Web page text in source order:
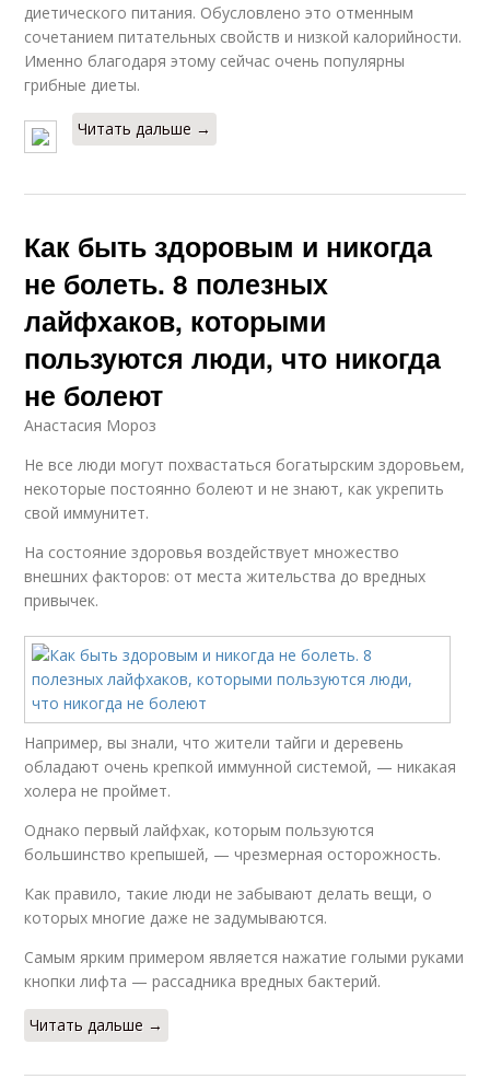
диетического питания. Обусловлено это отменным
сочетанием питательных свойств и низкой калорийности.
Именно благодаря этому сейчас очень популярны
грибные диеты.
Читать дальше →
Как быть здоровым и никогда
не болеть. 8 полезных
лайфхаков, которыми
пользуются люди, что никогда
не болеют
Анастасия Мороз
Не все люди могут похвастаться богатырским здоровьем,
некоторые постоянно болеют и не знают, как укрепить
свой иммунитет.
На состояние здоровья воздействует множество
внешних факторов: от места жительства до вредных
привычек.
Например, вы знали, что жители тайги и деревень
обладают очень крепкой иммунной системой, — никакая
холера не проймет.
Однако первый лайфхак, которым пользуются
большинство крепышей, — чрезмерная осторожность.
Как правило, такие люди не забывают делать вещи, о
которых многие даже не задумываются.
Самым ярким примером является нажатие голыми руками
кнопки лифта — рассадника вредных бактерий.
Читать дальше →